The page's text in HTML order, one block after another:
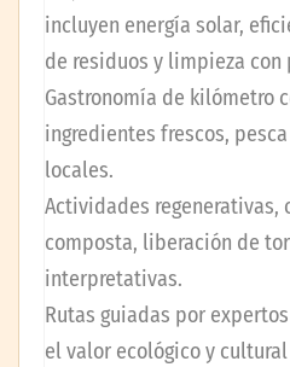
incluyen energía solar,
de residuos y limpieza
Gastronomía de kilómetro
ingredientes frescos,
locales.
Actividades regenerativas,
composta, liberación de
interpretativas.
Rutas guiadas por
el valor ecológico y